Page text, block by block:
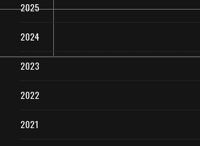
2025
2024
2023
2022
2021